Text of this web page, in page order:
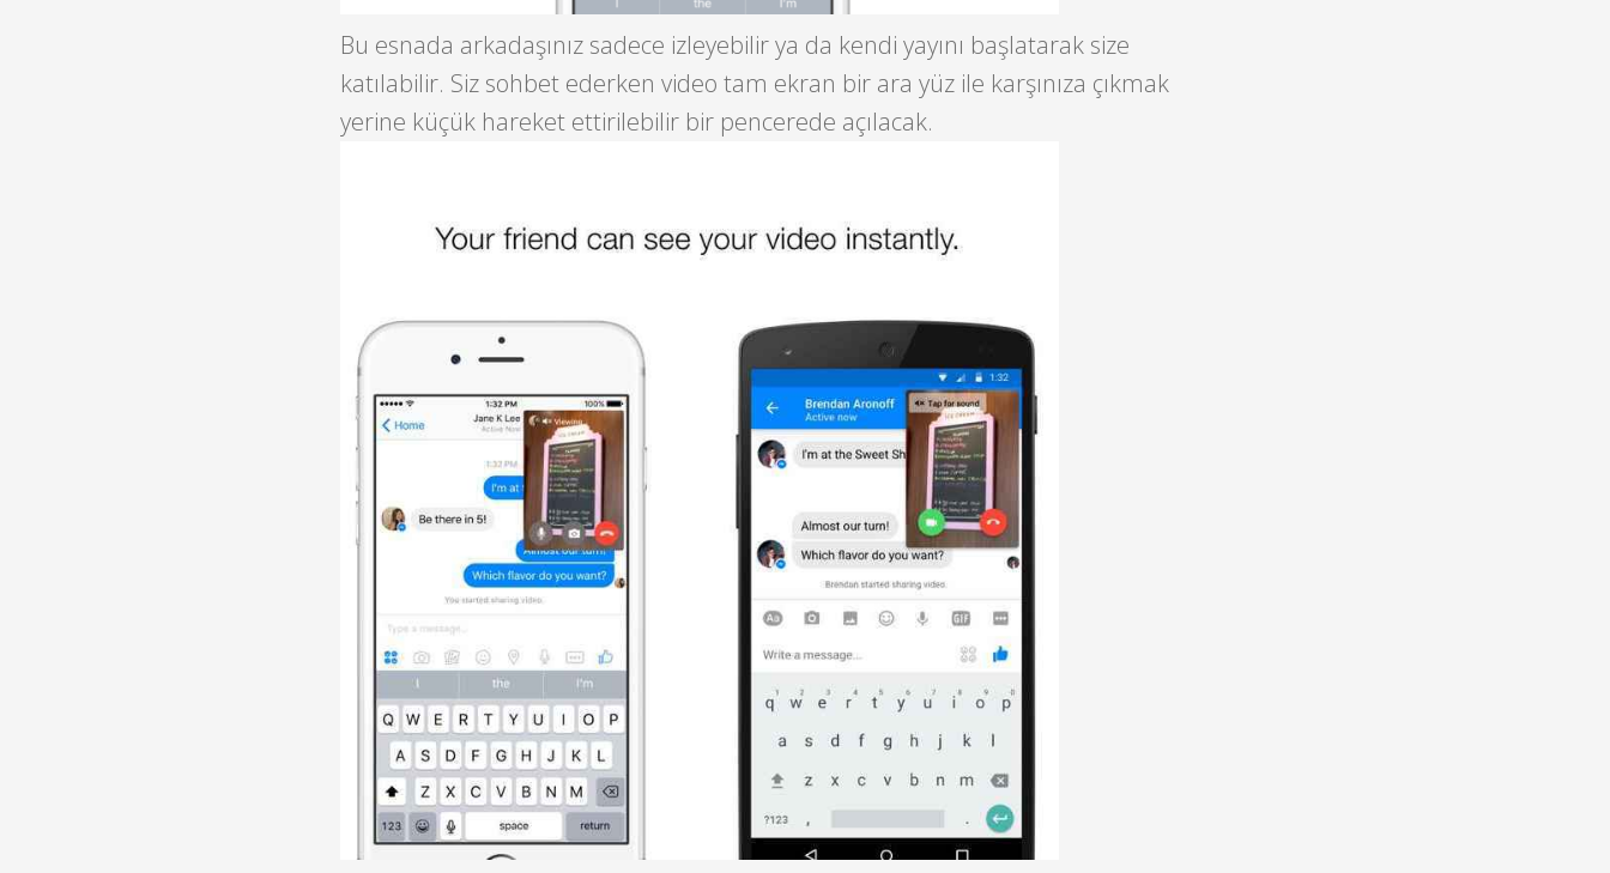
Bu esnada arkadaşınız sadece izleyebilir ya da kendi yayını başlatarak size
katılabilir. Siz sohbet ederken video tam ekran bir ara yüz ile karşınıza çıkmak
yerine küçük hareket ettirilebilir bir pencerede açılacak.